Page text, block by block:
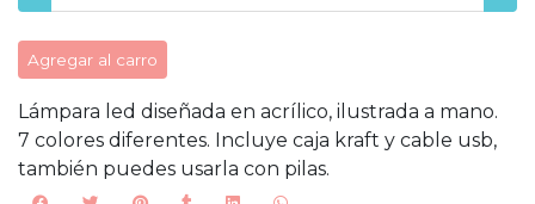
Agregar al carro
Lámpara led diseñada en acrílico, ilustrada a mano.
7 colores diferentes. Incluye caja kraft y cable usb,
también puedes usarla con pilas.